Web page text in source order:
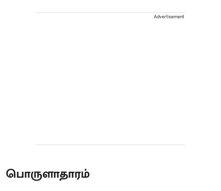
Advertisement
பொருளாதாரம்